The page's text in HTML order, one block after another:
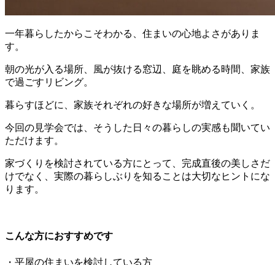
一年暮らしたからこそわかる、住まいの心地よさがありま
す。
朝の光が入る場所、風が抜ける窓辺、庭を眺める時間、家族
で過ごすリビング。
暮らすほどに、家族それぞれの好きな場所が増えていく。
今回の見学会では、そうした日々の暮らしの実感も聞いてい
ただけます。
家づくりを検討されている方にとって、完成直後の美しさだ
けでなく、実際の暮らしぶりを知ることは大切なヒントにな
ります。
こんな方におすすめです
・平屋の住まいを検討している方